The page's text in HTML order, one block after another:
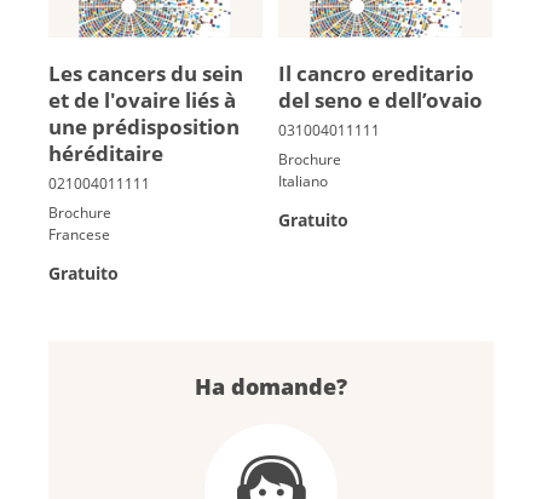
Les can­cers du sein
et de l'ovaire liés à
une pré­dis­po­si­tion
hé­ré­di­taire
Brochure
Francese
Gratuito
Il cancro ereditario
del seno e dell’ova­io
Brochure
Italiano
Gratuito
Ha domande?